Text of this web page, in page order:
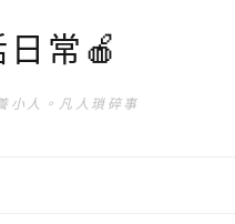
常🍎
小人。凡人瑣碎事